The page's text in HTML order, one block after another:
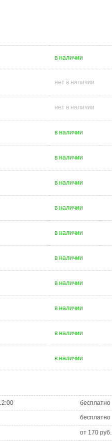
в наличии
нет в наличии
нет в наличии
в наличии
в наличии
в наличии
в наличии
в наличии
в наличии
в наличии
в наличии
в наличии
в наличии
бесплатно
бесплатно
от 170 руб.